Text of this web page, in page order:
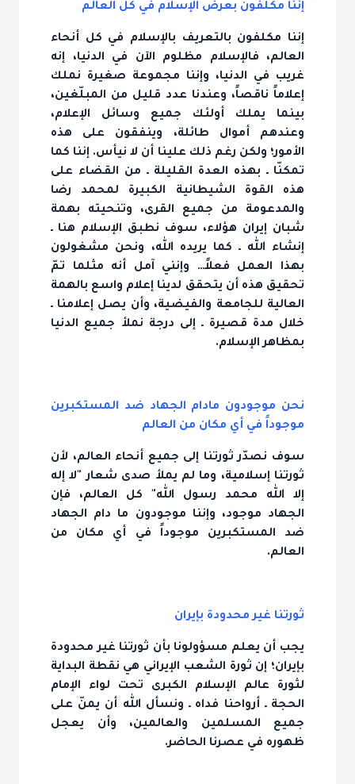
إننا مكلّفون بعرض الإسلام في كل العالم
إننا مكلفون بالتعريف بالإسلام في كل أنحاء
العالم، فالإسلام مظلوم الآن في الدنيا، إنه
غريب في الدنيا، وإننا مجموعة صغيرة نملك
إعلاماً ناقصاً، وعندنا عدد قليل من المبلّغين،
بينما يملك أولئك جميع وسائل الإعلام،
وعندهم أموال طائلة، وينفقون على هذه
الأمور؛ ولكن رغم ذلك علينا أن لا نيأس. إننا كما
تمكنّا ـ بهذه العدة القليلة ـ من القضاء على
هذه القوة الشيطانية الكبيرة لمحمد رضا
والمدعومة من جميع القرى، وتنحيته بهمة
شبان إيران هؤلاء، سوف نطبق الإسلام هنا ـ
إنشاء الله ـ كما يريده الله، ونحن مشغولون
بهذا العمل فعلاً… وإنني آمل أنه مثلما تمّ
تحقيق هذه أن يتحقق لدينا إعلام واسع بالهمة
العالية للجامعة والفيضية، وأن يصل إعلامنا ـ
خلال مدة قصيرة ـ إلى درجة نملأ جميع الدنيا
بمظاهر الإسلام.
نحن موجودون مادام الجهاد ضد المستكبرين
موجوداً في أي مكان من العالم
سوف نصدّر ثورتنا إلى جميع أنحاء العالم، لأن
ثورتنا إسلامية، وما لم يملأ صدى شعار "لا إله
إلا الله محمد رسول الله" كل العالم، فإن
الجهاد موجود، وإننا موجودون ما دام الجهاد
ضد المستكبرين موجوداً في أي مكان من
العالم.
ثورتنا غير محدودة بإيران
يجب أن يعلم مسؤولونا بأن ثورتنا غير محدودة
بإيران؛ إن ثورة الشعب الإيراني هي نقطة البداية
لثورة عالم الإسلام الكبرى تحت لواء الإمام
الحجة ـ أرواحنا فداه ـ ونسأل الله أن يمنّ على
جميع المسلمين والعالمين، وأن يعجل
ظهوره في عصرنا الحاضر.